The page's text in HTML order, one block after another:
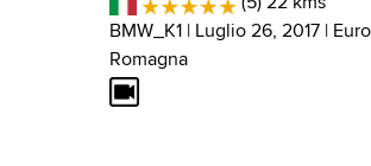
BMW_K1 | Luglio 26, 2017 |
Romagna